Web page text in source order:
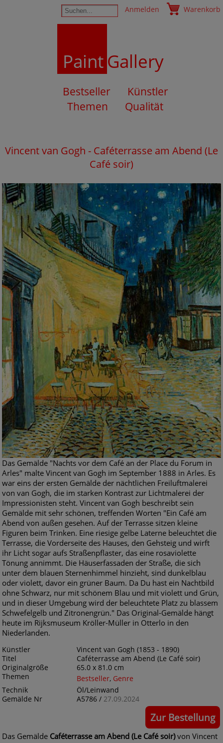
Anmelden Warenkorb
PaintGallery
Bestseller
Künstler
Themen
Qualität
Vincent van Gogh - Caféterrasse am Abend (Le
Café soir)
Das Gemälde "Nachts vor dem Café an der Place du Forum in
Arles" malte Vincent van Gogh im September 1888 in Arles. Es
war eins der ersten Gemälde der nächtlichen Freiluftmalerei
von van Gogh, die im starken Kontrast zur Lichtmalerei der
Impressionisten steht. Vincent van Gogh beschreibt sein
Gemälde mit sehr schönen, treffenden Worten "Ein Café am
Abend von außen gesehen. Auf der Terrasse sitzen kleine
Figuren beim Trinken. Eine riesige gelbe Laterne beleuchtet die
Terrasse, die Vorderseite des Hauses, den Gehsteig und wirft
ihr Licht sogar aufs Straßenpflaster, das eine rosaviolette
Tönung annimmt. Die Häuserfassaden der Straße, die sich
unter dem blauen Sternenhimmel hinzieht, sind dunkelblau
oder violett, davor ein grüner Baum. Da Du hast ein Nachtbild
ohne Schwarz, nur mit schönem Blau und mit violett und Grün,
und in dieser Umgebung wird der beleuchtete Platz zu blassem
Schwefelgelb und Zitronengrün." Das Original-Gemälde hängt
heute im Rijksmuseum Kröller-Müller in Otterlo in den
Niederlanden.
Künstler
Vincent van Gogh (1853 - 1890)
Titel
Caféterrasse am Abend (Le Café soir)
Originalgröße
65.0 x 81.0 cm
Themen
Bestseller, Genre
Technik
Öl/Leinwand
Gemälde Nr
A5786 / 27.09.2024
Zur Bestellung
Das Gemälde Caféterrasse am Abend (Le Café soir)von Vincent